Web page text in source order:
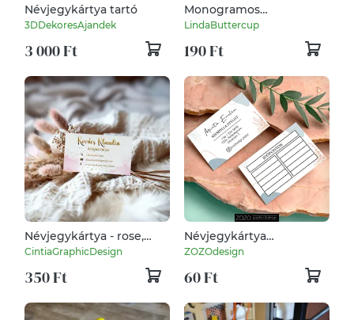
Névjegykártya tartó
3DDekoresAjandek
3 000 Ft
Monogramos
Névjegykártya, DUPLA
OLDALAS, Barack
virágos, pasztell
rózsaszín, kozmetikus,
fodrász, körmös,
LindaButtercup
190 Ft
Névjegykártya - rose,
gold
CintiaGraphicDesign
350 Ft
Névjegykártya
időpontkártya
hűségkártya
termékkártya
köszönőkártya minimál
virágos reklám
marketing arculat dizájn
ZOZOdesign
60 Ft